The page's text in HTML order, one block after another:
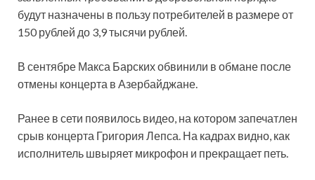
будут назначены в пользу потребителей в размере от
150 рублей до 3,9 тысячи рублей.
В сентябре Макса Барских обвинили в обмане после
отмены концерта в Азербайджане.
Ранее в сети появилось видео, на котором запечатлен
срыв концерта Григория Лепса. На кадрах видно, как
исполнитель швыряет микрофон и прекращает петь.